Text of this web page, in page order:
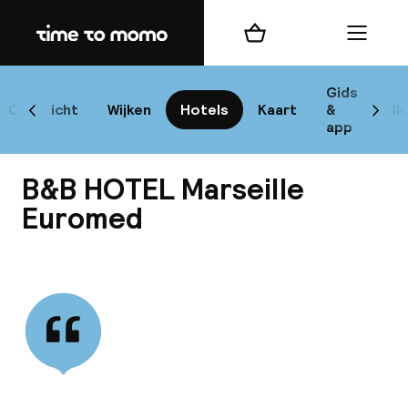
Home
Overzicht Wijken Hotels Kaart
Gids
&
app
Scroll naar links
Winkelmand Menu
B&B HOTEL Marseille
Euromed